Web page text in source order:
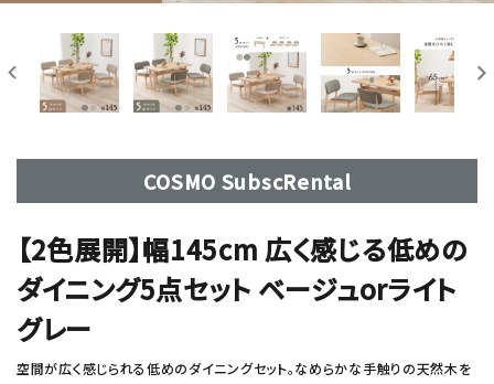
COSMO SubscRental
【2色展開】幅145cm 広く感じる低めの
ダイニング5点セット ベージュorライト
グレー
空間が広く感じられる低めのダイニングセット。なめらかな手触りの天然木を